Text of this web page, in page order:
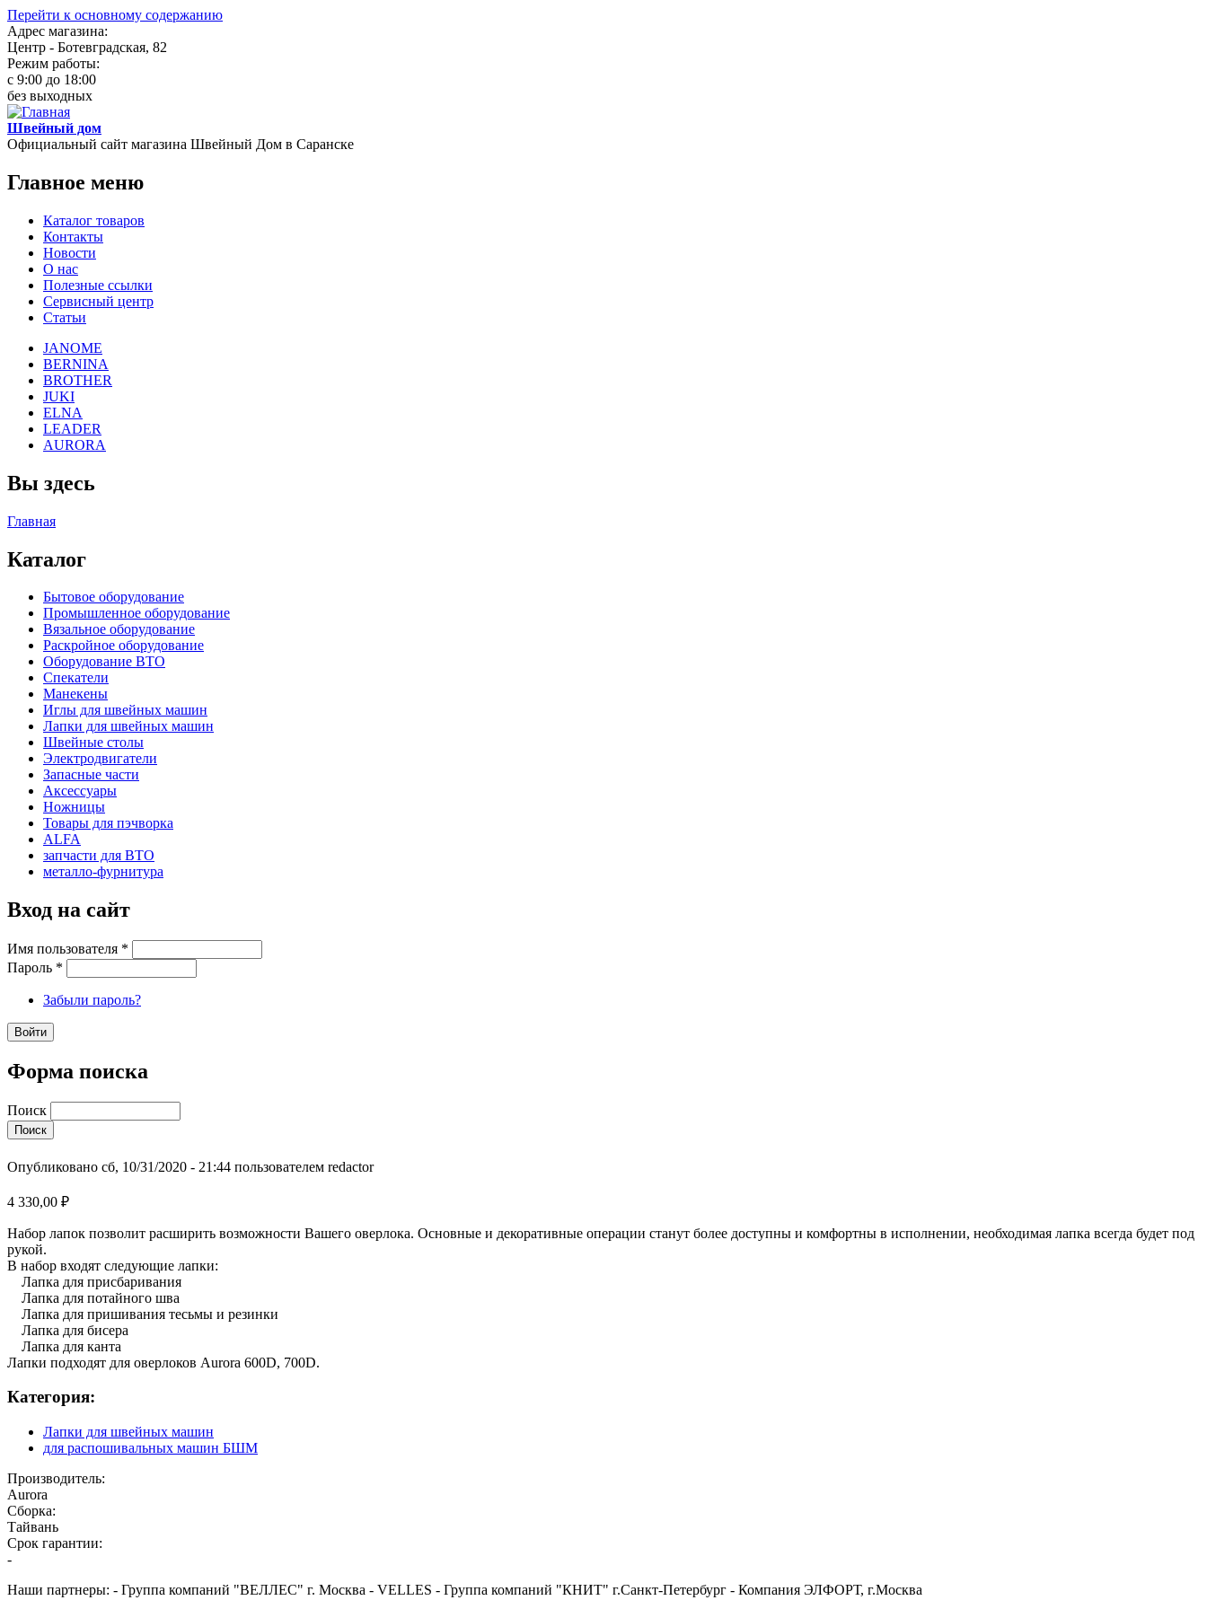
Перейти к основному содержанию
Адрес магазина:
Центр - Ботевградская, 82
Режим работы:
c 9:00 до 18:00
без выходных
Швейный дом
Официальный сайт магазина Швейный Дом в Саранске
Главное меню
Каталог товаров
Контакты
Новости
О нас
Полезные ссылки
Сервисный центр
Статьи
JANOME
BERNINA
BROTHER
JUKI
ELNA
LEADER
AURORA
Вы здесь
Главная
Каталог
Бытовое оборудование
Промышленное оборудование
Вязальное оборудование
Раскройное оборудование
Оборудование ВТО
Спекатели
Манекены
Иглы для швейных машин
Лапки для швейных машин
Швейные столы
Электродвигатели
Запасные части
Аксессуары
Ножницы
Товары для пэчворка
ALFA
запчасти для ВТО
металло-фурнитура
Вход на сайт
Имя пользователя *
Пароль *
Забыли пароль?
Форма поиска
Поиск
Опубликовано сб, 10/31/2020 - 21:44 пользователем redactor
4 330,00 ₽
Набор лапок позволит расширить возможности Вашего оверлока. Основные и декоративные операции станут более доступны и комфортны в исполнении, необходимая лапка всегда будет под
рукой.
В набор входят следующие лапки:
Лапка для присбаривания
Лапка для потайного шва
Лапка для пришивания тесьмы и резинки
Лапка для бисера
Лапка для канта
Лапки подходят для оверлоков Aurora 600D, 700D.
Категория:
Лапки для швейных машин
для распошивальных машин БШМ
Производитель:
Aurora
Сборка:
Тайвань
Срок гарантии:
-
Наши партнеры: - Группа компаний "ВЕЛЛЕС" г. Москва - VELLES - Группа компаний "КНИТ" г.Санкт-Петербург - Компания ЭЛФОРТ, г.Москва